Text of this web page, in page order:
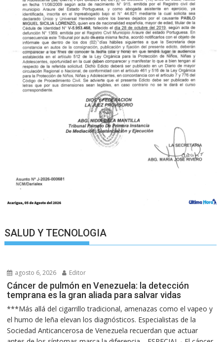
SALUD Y TECNOLOGIA
agosto 6, 2026 Editor
Cáncer de pulmón en Venezuela: la detección
temprana es la gran aliada para salvar vidas
***Más allá del cigarrillo tradicional, amenazas como el vapeo y
el humo de leña elevan los diagnósticos. Especialistas de la
Sociedad Anticancerosa de Venezuela recuerdan que actuar